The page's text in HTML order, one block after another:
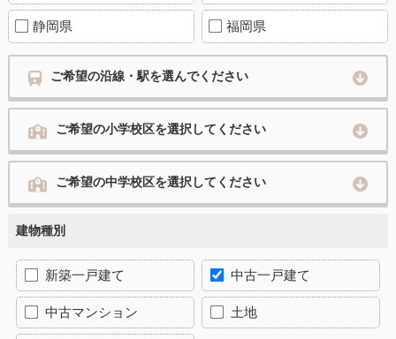
静岡県 福岡県
ご希望の沿線・駅を選んでください
ご希望の小学校区を選択してください
ご希望の中学校区を選択してください
建物種別
新築一戸建て 中古一戸建て
中古マンション 土地